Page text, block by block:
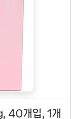
40개입, 1개